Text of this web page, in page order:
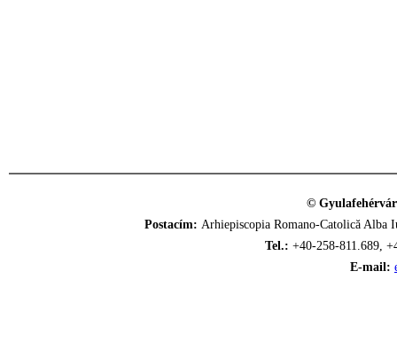
©
Postacím: Arhiepiscopia Romano-Catolică
Tel.: +40-258-811.689,
E-mail: